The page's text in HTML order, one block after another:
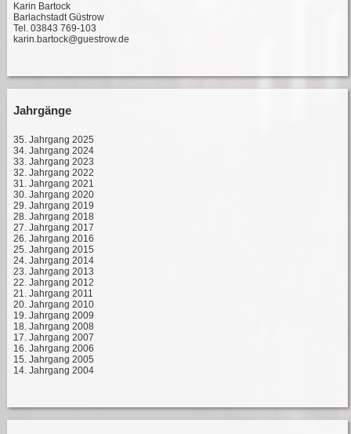
Karin Bartock
Barlachstadt Güstrow
Tel. 03843 769-103
karin.bartock@guestrow.de
Jahrgänge
35. Jahrgang 2025
34. Jahrgang 2024
33. Jahrgang 2023
32. Jahrgang 2022
31. Jahrgang 2021
30. Jahrgang 2020
29. Jahrgang 2019
28. Jahrgang 2018
27. Jahrgang 2017
26. Jahrgang 2016
25. Jahrgang 2015
24. Jahrgang 2014
23. Jahrgang 2013
22. Jahrgang 2012
21. Jahrgang 2011
20. Jahrgang 2010
19. Jahrgang 2009
18. Jahrgang 2008
17. Jahrgang 2007
16. Jahrgang 2006
15. Jahrgang 2005
14. Jahrgang 2004